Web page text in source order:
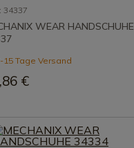
34337
WEAR HANDSCHUHE
15 Tage Versand
€